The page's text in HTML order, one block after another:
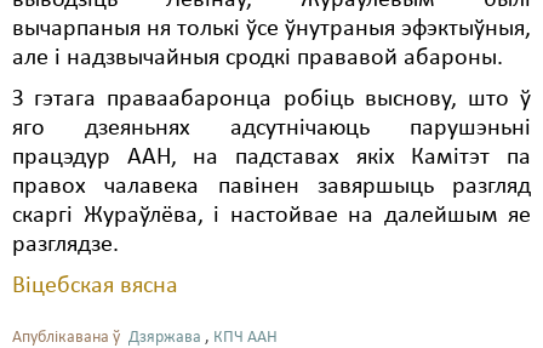
вычарпаныя ня толькі ўсе ўнутраныя эфэктыўныя,
але і надзвычайныя сродкі прававой абароны.
З гэтага праваабаронца робіць выснову, што ў
яго дзеяньнях адсутнічаюць парушэньні
працэдур ААН, на падставах якіх Камітэт па
правох чалавека павінен завяршыць разгляд
скаргі Жураўлёва, і настойвае на далейшым яе
разглядзе.
Віцебская вясна
Апублікавана ў Дзяржава , КПЧ ААН